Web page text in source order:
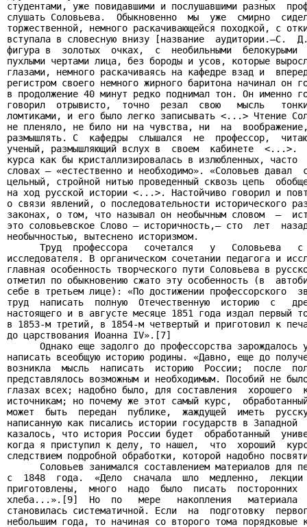
студентами, уже повидавшими и послушавшими разных
слушать Соловьева.  Обыкновенно  мы  уже  смирно
торжественной, немного раскачивающейся походкой, с
вступала в словесную внизу [название  аудитории.—С.
фигура в  золотых  очках,  с  необильными  белокурыми
пухлыми чертами лица, без бороды и усов, которые
глазами, немного раскачиваясь на кафедре взад и
регистром своего немного жирного баритона начинал он
в продолжение 40 минут редко поднимал тон. Он именно
говорил  отрывисто,  точно  резал  свою   мысль
ломтиками, и его было легко записывать <...> Чтение
не пленяло, не било ни на чувства, ни  на
размышлять. С  кафедры  слышался  не  профессор,
ученый, размышляющий вслух в  своем  кабинете  <...>.
курса как бы кристаллизировалась в излюбленных, часто
словах — «естественно и необходимо». «Соловьев давал
цельный, стройной нитью проведенный сквозь цепь
на ход русской истории <...>. Настойчиво говорил и
о связи явлений, о последовательности исторического
законах, о том, что называл он необычным словом  —
это соловьевское Слово — историчность,— сто  лет
необычностью, вытеснено историзмом.
Труд  профессора   сочетался   у   Соловьева
исследователя. В органическом сочетании педагога и
главная особенность творческого пути Соловьева в
отметил по обыкновению сжато эту особенность (в
себе в третьем лице): «По достижении профессорского
труд  написать  полную  Отечественную  историю  с
настоящего и в августе месяце 1851 года издал
в 1853-м третий, в 1854-м четвертый и приготовил к
до царствования Иоанна IV».[7]
Однако еще задолго до профессорства зарождалось
написать всеобщую историю родины. «Давно, еще до
возникла  мысль  написать  историю  России;  после
представлялось возможным и необходимым. Пособий не
глазах всех; надобно было, для составления  хорошего
источникам; но почему же этот самый курс,
может  быть  передан  публике,  жаждущей  иметь
написанную как писались истории государств в
казалось, что история России будет  обработанный
когда я приступил к делу, то нашел,  что  хороший
следствием подробной обработки, которой надобно
Соловьев занимался составлением материалов для
с  1848  года.  «Дело  сначала  шло  медленно,
приготовлены,  много  надо  было  писать
хлеба...».[9]  Но  по   мере   накопления   материала
становилась систематичной. Если  на  подготовку
небольшим года, то начиная со второго тома порядковые